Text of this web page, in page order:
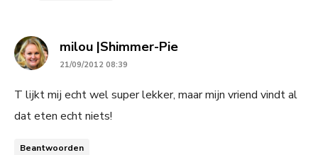
milou |Shimmer-Piesays:
21/09/2012 08:39
T lijkt mij echt wel super lekker, maar mijn vriend vindt al
dat eten echt niets!
Beantwoorden